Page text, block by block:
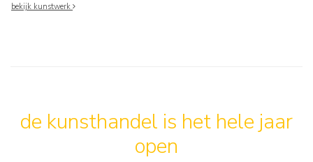
bekijk kunstwerk
de kunsthandel is het hele jaar
open